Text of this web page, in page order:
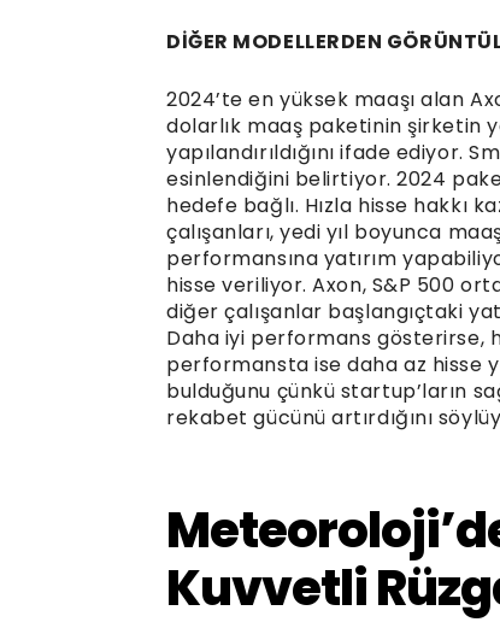
DİĞER MODELLERDEN
2024’te en yüksek maaşı alan
dolarlık maaş paketinin şirketin
yapılandırıldığını ifade ediyor.
esinlendiğini belirtiyor. 2024
hedefe bağlı. Hızla hisse hakkı
çalışanları, yedi yıl boyunca
performansına yatırım
hisse veriliyor. Axon, S&P 500
diğer çalışanlar başlangıçtaki
Daha iyi performans gösterirse,
performansta ise daha az hisse
bulduğunu çünkü startup’ların
rekabet gücünü artırdığını